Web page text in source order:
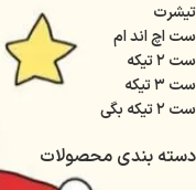
تیشرت
ست اچ اند ام
ست ۲ تیکه
ست ۳ تیکه
ست ۲ تیکه بگی
دسته بندی محصولات